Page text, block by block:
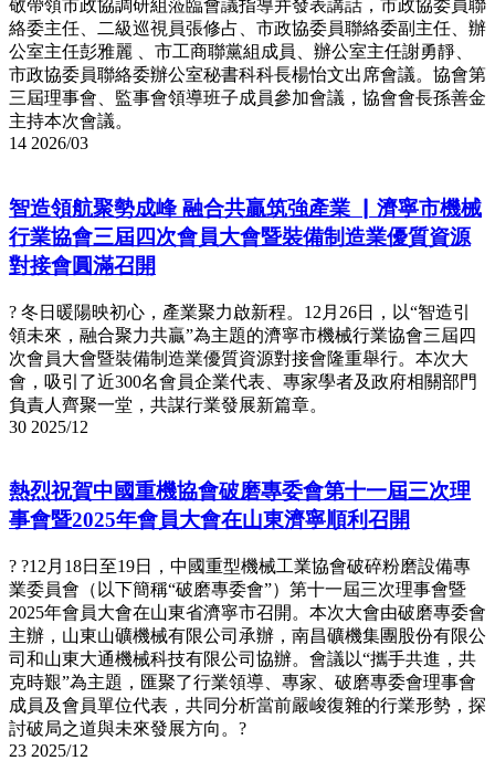
敬帶領市政協調研組蒞臨會議指導并發表講話，市政協委員聯
絡委主任、二級巡視員張修占、市政協委員聯絡委副主任、辦
公室主任彭雅麗 、市工商聯黨組成員、辦公室主任謝勇靜、
市政協委員聯絡委辦公室秘書科科長楊怡文出席會議。協會第
三屆理事會、監事會領導班子成員參加會議，協會會長孫善金
主持本次會議。
14 2026/03
智造領航聚勢成峰 融合共贏筑強產業 ▏濟寧市機械
行業協會三屆四次會員大會暨裝備制造業優質資源
對接會圓滿召開
? 冬日暖陽映初心，產業聚力啟新程。12月26日，以“智造引
領未來，融合聚力共贏”為主題的濟寧市機械行業協會三屆四
次會員大會暨裝備制造業優質資源對接會隆重舉行。本次大
會，吸引了近300名會員企業代表、專家學者及政府相關部門
負責人齊聚一堂，共謀行業發展新篇章。
30 2025/12
熱烈祝賀中國重機協會破磨專委會第十一屆三次理
事會暨2025年會員大會在山東濟寧順利召開
? ?12月18日至19日，中國重型機械工業協會破碎粉磨設備專
業委員會（以下簡稱“破磨專委會”）第十一屆三次理事會暨
2025年會員大會在山東省濟寧市召開。本次大會由破磨專委會
主辦，山東山礦機械有限公司承辦，南昌礦機集團股份有限公
司和山東大通機械科技有限公司協辦。會議以“攜手共進，共
克時艱”為主題，匯聚了行業領導、專家、破磨專委會理事會
成員及會員單位代表，共同分析當前嚴峻復雜的行業形勢，探
討破局之道與未來發展方向。?
23 2025/12